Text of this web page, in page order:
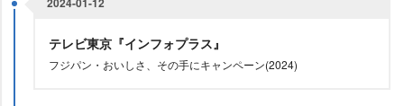
テレビ東京『インフォプラス』
フジパン・おいしさ、その手にキャンペーン(2024)